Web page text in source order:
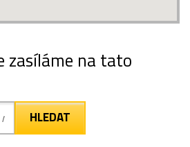
zasíláme na tato